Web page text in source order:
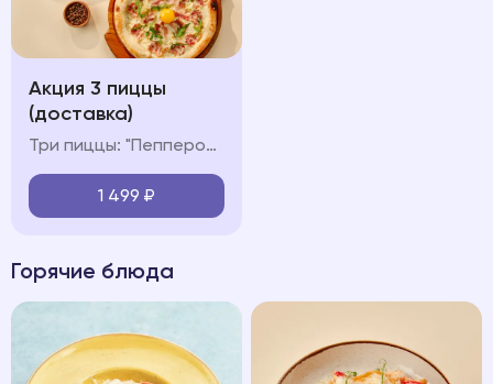
Акция 3 пиццы
(доставка)
Три пиццы: "Пепперони", "Карбонара" и "Ветчина-Грибы"
1 499 ₽
Горячие блюда